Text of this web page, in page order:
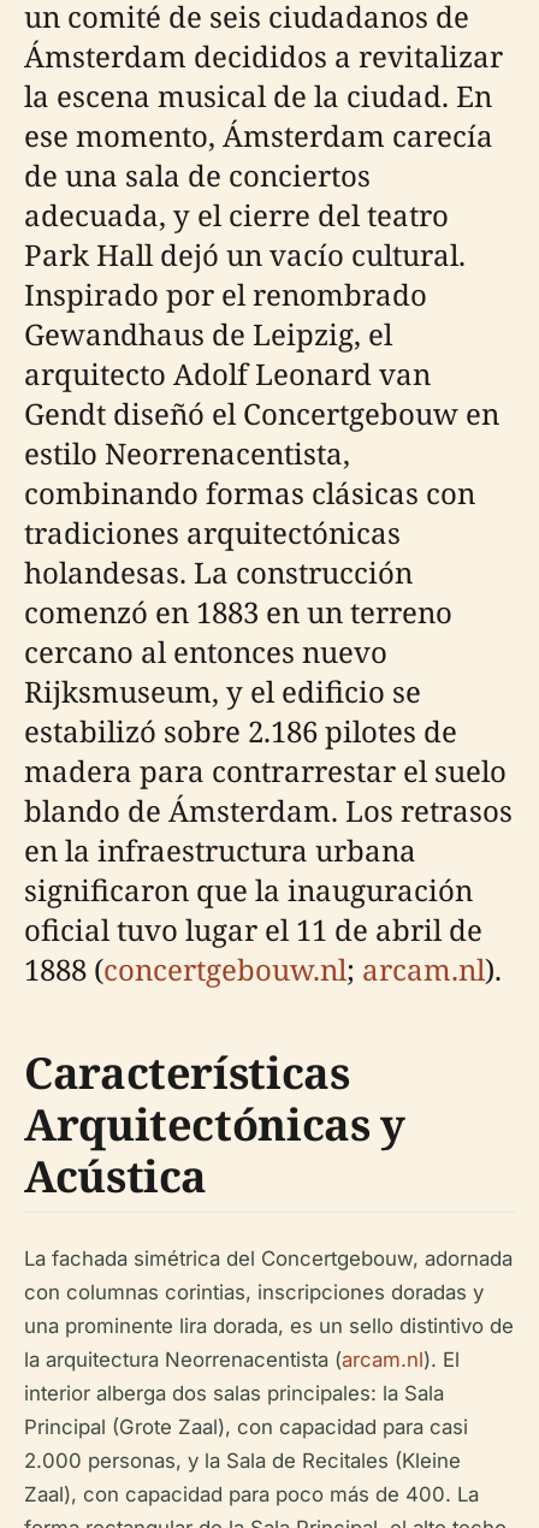
un comité de seis ciudadanos de
Ámsterdam decididos a revitalizar
la escena musical de la ciudad. En
ese momento, Ámsterdam carecía
de una sala de conciertos
adecuada, y el cierre del teatro
Park Hall dejó un vacío cultural.
Inspirado por el renombrado
Gewandhaus de Leipzig, el
arquitecto Adolf Leonard van
Gendt diseñó el Concertgebouw en
estilo Neorrenacentista,
combinando formas clásicas con
tradiciones arquitectónicas
holandesas. La construcción
comenzó en 1883 en un terreno
cercano al entonces nuevo
Rijksmuseum, y el edificio se
estabilizó sobre 2.186 pilotes de
madera para contrarrestar el suelo
blando de Ámsterdam. Los retrasos
en la infraestructura urbana
significaron que la inauguración
oficial tuvo lugar el 11 de abril de
1888 (concertgebouw.nl; arcam.nl).
Características
Arquitectónicas y
Acústica
La fachada simétrica del Concertgebouw, adornada
con columnas corintias, inscripciones doradas y
una prominente lira dorada, es un sello distintivo de
la arquitectura Neorrenacentista (arcam.nl). El
interior alberga dos salas principales: la Sala
Principal (Grote Zaal), con capacidad para casi
2.000 personas, y la Sala de Recitales (Kleine
Zaal), con capacidad para poco más de 400. La